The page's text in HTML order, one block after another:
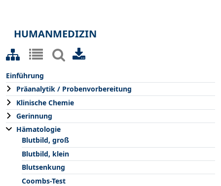
HUMANMEDIZIN
Einführung
Präanalytik / Probenvorbereitung
Klinische Chemie
Gerinnung
Hämatologie
Blutbild, groß
Blutbild, klein
Blutsenkung
Coombs-Test